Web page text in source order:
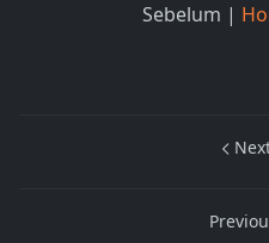
Sebelum |